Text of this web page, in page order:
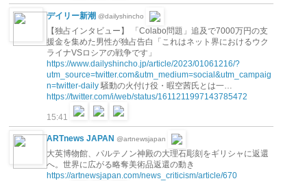
デイリー新潮 @dailyshincho
【独占インタビュー】 「Colabo問題」追及で7000万円の支
援金を集めた男性が独占告白「これはネット界におけるウク
ライナVSロシアの戦争です」
https://www.dailyshincho.jp/article/2023/01061216/?
utm_source=twitter.com&utm_medium=social&utm_campaig
n=twitter-daily 騒動の火付け役・暇空茜氏とは一…
https://twitter.com/i/web/status/1611211997143785472
15:41
ARTnews JAPAN @artnewsjapan
大英博物館、パルテノン神殿の大理石彫刻をギリシャに返還
へ。世界に広がる略奪美術品返還の動き
https://artnewsjapan.com/news_criticism/article/670